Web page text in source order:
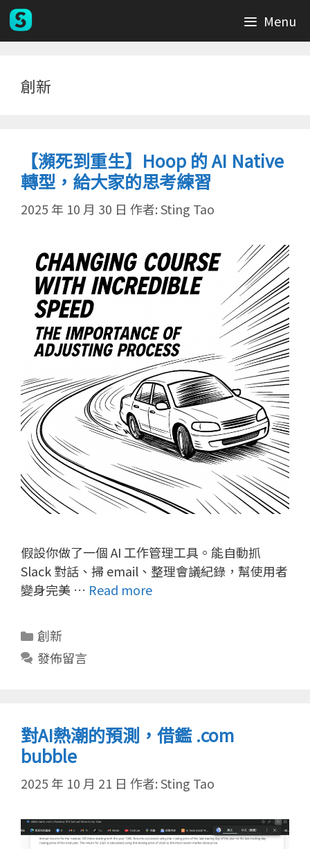
跳
至
主
Menu
創新
【瀕死到重生】Hoop 的 AI Native
轉型，給大家的思考練習
2025 年 10 月 30 日 作者:Sting Tao
假設你做了一個 AI 工作管理工具。能自動抓
Slack 對話、掃 email、整理會議紀錄，幫使用者
變身完美 … Read more
分
類
創新
發佈留言
對AI熱潮的預測，借鑑 .com
bubble
2025 年 10 月 21 日 作者:Sting Tao